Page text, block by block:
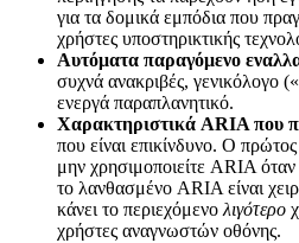
για τα δομικά εμπόδια που
χρήστες υποστηρικτικής
Αυτόματα παραγόμενο
συχνά ανακριβές, γενικόλογο
ενεργά παραπλανητικό.
Χαρακτηριστικά ARIA που
που είναι επικίνδυνο. Ο
μην χρησιμοποιείτε ARIA
το λανθασμένο ARIA είναι
κάνει το περιεχόμενολιγότερο
χρήστες αναγνωστών οθόνης.